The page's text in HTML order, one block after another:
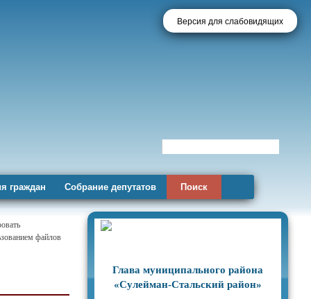
Версия для слабовидящих
граждан Собрание депутатов Поиск
файлов
Глава муниципального района
«Сулейман-Стальский район»